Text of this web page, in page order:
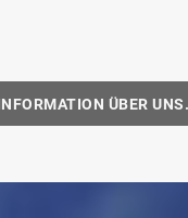
ÜBER UNS.